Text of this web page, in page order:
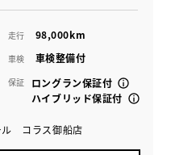
走行 98,000km
車検 車検整備付
保証
ロングラン保証付
ハイブリッド保証付
コラス御船店